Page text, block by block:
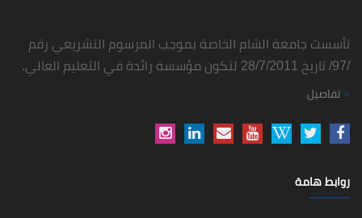
تأسست جامعة الشام الخاصة بموجب المرسوم التشريعي رقم
/97/ تاريخ 28/7/2011 لتكون مؤسسة رائدة في التعليم العالي.
تفاصيل
روابط هامة